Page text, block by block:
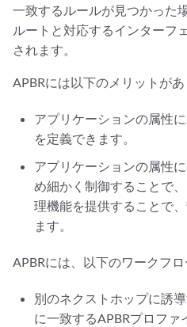
一致するルールが見つかった
ルートと対応するインターフ
されます。
APBRには以下のメリットがあ
アプリケーションの属性
を定義できます。
アプリケーションの属性
め細かく制御することで
理機能を提供することで
ます。
APBRには、以下のワークフロ
別のネクストホップに誘
に一致するAPBRプロフ